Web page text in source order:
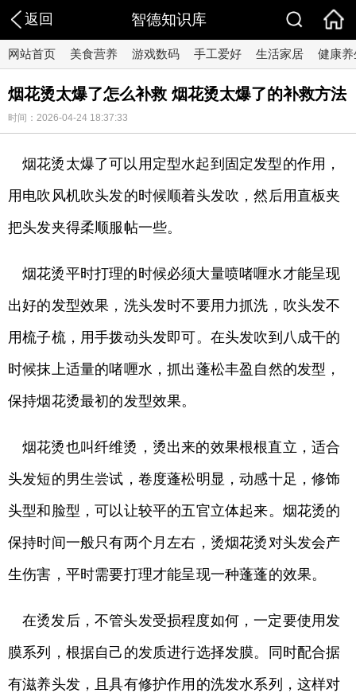
返回 智德知识库
网站首页 美食营养 游戏数码 手工爱好 生活家居 健康养
烟花烫太爆了怎么补救 烟花烫太爆了的补救方法
时间：2026-04-24 18:37:33
烟花烫太爆了可以用定型水起到固定发型的作用，
用电吹风机吹头发的时候顺着头发吹，然后用直板夹
把头发夹得柔顺服帖一些。
烟花烫平时打理的时候必须大量喷啫喱水才能呈现
出好的发型效果，洗头发时不要用力抓洗，吹头发不
用梳子梳，用手拨动头发即可。在头发吹到八成干的
时候抹上适量的啫喱水，抓出蓬松丰盈自然的发型，
保持烟花烫最初的发型效果。
烟花烫也叫纤维烫，烫出来的效果根根直立，适合
头发短的男生尝试，卷度蓬松明显，动感十足，修饰
头型和脸型，可以让较平的五官立体起来。烟花烫的
保持时间一般只有两个月左右，烫烟花烫对头发会产
生伤害，平时需要打理才能呈现一种蓬蓬的效果。
在烫发后，不管头发受损程度如何，一定要使用发
膜系列，根据自己的发质进行选择发膜。同时配合据
有滋养头发，且具有修护作用的洗发水系列，这样对